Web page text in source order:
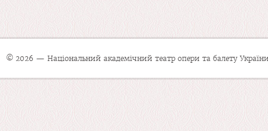
© 2026 — Національний академічний театр опери та балету